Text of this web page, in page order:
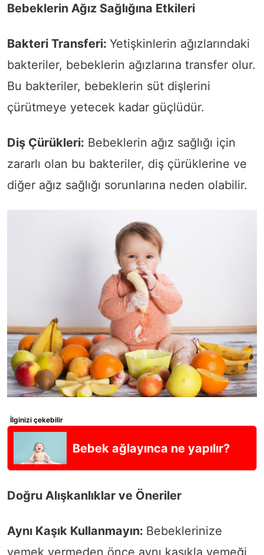
Bebeklerin Ağız Sağlığına Etkileri
Bakteri Transferi: Yetişkinlerin ağızlarındaki
bakteriler, bebeklerin ağızlarına transfer olur.
Bu bakteriler, bebeklerin süt dişlerini
çürütmeye yetecek kadar güçlüdür.
Diş Çürükleri: Bebeklerin ağız sağlığı için
zararlı olan bu bakteriler, diş çürüklerine ve
diğer ağız sağlığı sorunlarına neden olabilir.
İlginizi çekebilir
Bebek ağlayınca ne yapılır?
Doğru Alışkanlıklar ve Öneriler
Aynı Kaşık Kullanmayın: Bebeklerinize